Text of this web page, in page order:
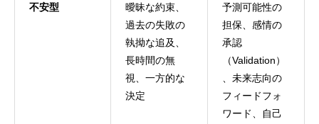
不安型
曖昧な約束、
過去の失敗の
執拗な追及、
長時間の無
視、一方的な
決定
予測可能性の
担保、感情の
承認
（Validation）
、未来志向の
フィードフォ
ワード、自己